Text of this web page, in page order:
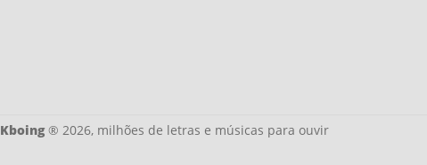
Kboing® 2026, milhões de letras e músicas para ouvir